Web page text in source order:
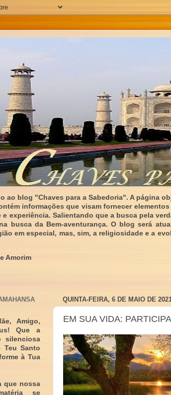
ao blog "Chaves para a Sabedoria". A página
informações que visam fornecer
e experiência. Salientando que a busca pela
busca da Bem-aventurança. O blog será
em especial, mas, sim, a religiosidade e a
Amorim
QUINTA-FEIRA, 6 DE MAIO DE
EM SUA VIDA:
Amigo,
Que a
silenciosa
Teu Santo
à Tua
que nossa
se